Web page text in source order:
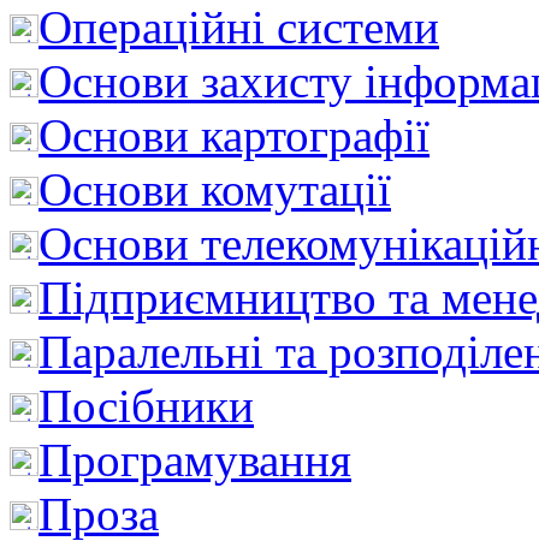
Операційні системи
Основи захисту
Основи картографії
Основи комутації
Основи
Підприємництво та
Паралельні та
Посібники
Програмування
Проза